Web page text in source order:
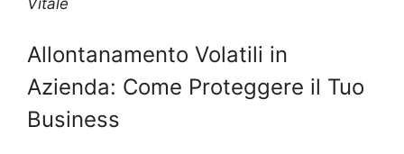
Vitale
Allontanamento Volatili in
Azienda: Come Proteggere il Tuo
Business